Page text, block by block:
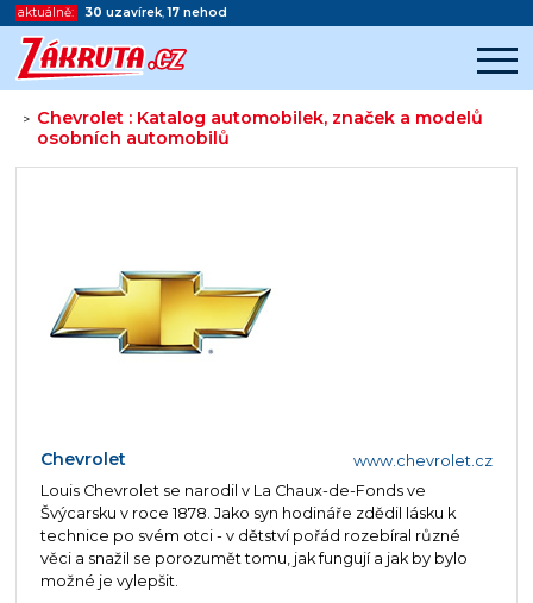
aktuálně: 30 uzavírek,17 nehod
> Chevrolet : Katalog automobilek, značek a modelů
osobních automobilů
Začátek reklamy
www.chevrolet.cz
Chevrolet
Louis Chevrolet se narodil v La Chaux-de-Fonds ve
Švýcarsku v roce 1878. Jako syn hodináře zdědil lásku k
technice po svém otci - v dětství pořád rozebíral různé
věci a snažil se porozumět tomu, jak fungují a jak by bylo
možné je vylepšit.